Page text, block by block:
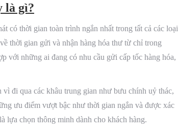
là gì?
có thời gian toàn trình ngắn nhất trong tất cả các loại
thời gian gửi và nhận hàng hóa thư từ chỉ trong
với những ai đang có nhu cầu gửi cấp tốc hàng hóa,
đi qua các khâu trung gian như bưu chính uỷ thác,
ưu điểm vượt bậc như thời gian ngắn và được xác
lựa chọn thông minh dành cho khách hàng.